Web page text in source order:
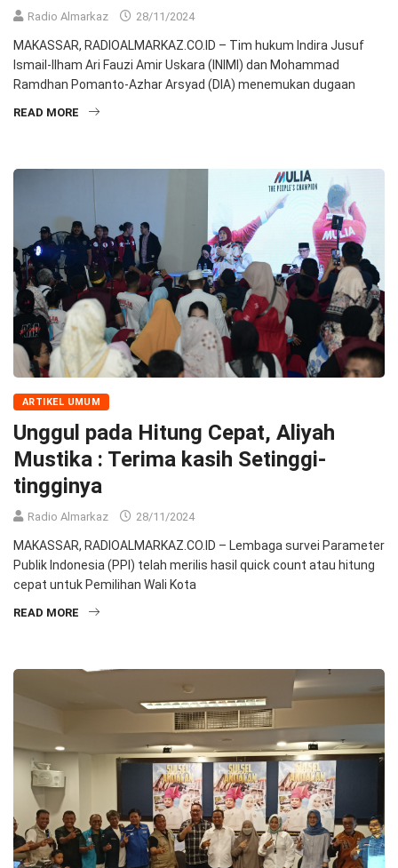
Radio Almarkaz 28/11/2024
MAKASSAR, RADIOALMARKAZ.CO.ID – Tim hukum Indira Jusuf
Ismail-Ilham Ari Fauzi Amir Uskara (INIMI) dan Mohammad
Ramdhan Pomanto-Azhar Arsyad (DIA) menemukan dugaan
READ MORE
ARTIKEL UMUM
Unggul pada Hitung Cepat, Aliyah
Mustika : Terima kasih Setinggi-
tingginya
Radio Almarkaz 28/11/2024
MAKASSAR, RADIOALMARKAZ.CO.ID – Lembaga survei Parameter
Publik Indonesia (PPI) telah merilis hasil quick count atau hitung
cepat untuk Pemilihan Wali Kota
READ MORE